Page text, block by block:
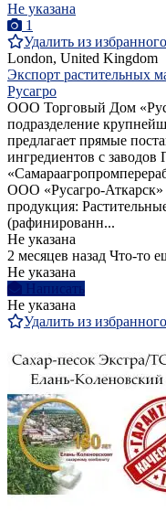
Не указана
1
Удалить из избранного
London, United Kingdom
Экспорт растительных
Русагро
ООО Торговый Дом
подразделение
предлагает прямые
ингредиентов с
ООО «Русагро-
продукция:
(рафинированн...
Не указана
2 месяцев назад Что-то
Не указана
Написать
Не указана
Удалить из избранного